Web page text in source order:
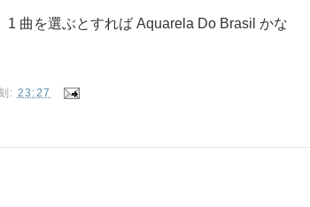
1 曲を選ぶとすれば Aquarela Do Brasil かな
: 23:27